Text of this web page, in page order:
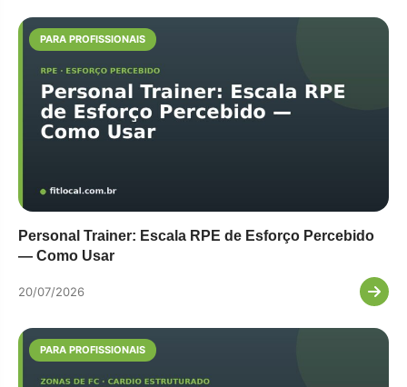
PARA PROFISSIONAIS
Personal Trainer: Escala RPE de Esforço Percebido
— Como Usar
20/07/2026
PARA PROFISSIONAIS